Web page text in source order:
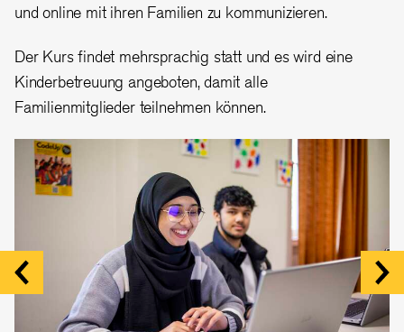
und online mit ihren Familien zu kommunizieren.
Der Kurs findet mehrsprachig statt und es wird eine
Kinderbetreuung angeboten, damit alle
Familienmitglieder teilnehmen können.